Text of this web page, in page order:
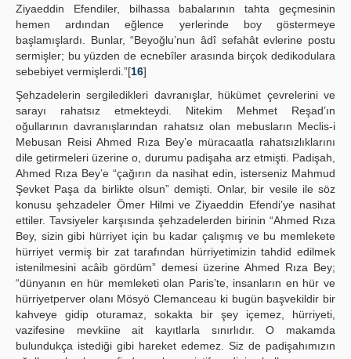
Ziyaeddin Efendiler, bilhassa babalarının tahta geçmesinin
hemen ardından eğlence yerlerinde boy göstermeye
başlamışlardı. Bunlar, “Beyoğlu’nun âdî sefahât evlerine postu
sermişler; bu yüzden de ecnebîler arasında birçok dedikodulara
sebebiyet vermişlerdi.”[16]
Şehzadelerin sergiledikleri davranışlar, hükümet çevrelerini ve
sarayı rahatsız etmekteydi. Nitekim Mehmet Reşad’ın
oğullarının davranışlarından rahatsız olan mebusların Meclis-i
Mebusan Reisi Ahmed Rıza Bey’e müracaatla rahatsızlıklarını
dile getirmeleri üzerine o, durumu padişaha arz etmişti. Padişah,
Ahmed Rıza Bey’e “çağırın da nasihat edin, isterseniz Mahmud
Şevket Paşa da birlikte olsun” demişti. Onlar, bir vesile ile söz
konusu şehzadeler Ömer Hilmi ve Ziyaeddin Efendi’ye nasihat
ettiler. Tavsiyeler karşısında şehzadelerden birinin “Ahmed Rıza
Bey, sizin gibi hürriyet için bu kadar çalışmış ve bu memlekete
hürriyet vermiş bir zat tarafından hürriyetimizin tahdid edilmek
istenilmesini acâib gördüm” demesi üzerine Ahmed Rıza Bey;
“dünyanın en hür memleketi olan Paris’te, insanların en hür ve
hürriyetperver olanı Mösyö Clemanceau ki bugün başvekildir bir
kahveye gidip oturamaz, sokakta bir şey içemez, hürriyeti,
vazifesine mevkiine ait kayıtlarla sınırlıdır. O makamda
bulundukça istediği gibi hareket edemez. Siz de padişahımızın